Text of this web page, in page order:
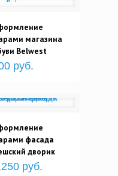
магазина
Belwest
руб.
фасада
дворик
руб.